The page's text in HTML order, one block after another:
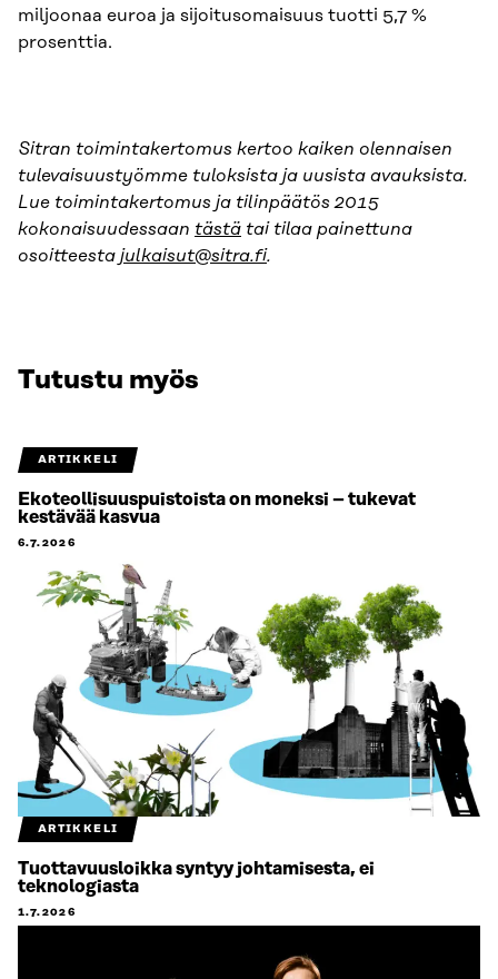
miljoonaa euroa ja sijoitusomaisuus tuotti 5,7 %
prosenttia.
Sitran toimintakertomus kertoo kaiken olennaisen
tulevaisuustyömme tuloksista ja uusista avauksista.
Lue toimintakertomus ja tilinpäätös 2015
kokonaisuudessaan tästä tai tilaa painettuna
osoitteesta julkaisut@sitra.fi.
Tutustu myös
ARTIKKELI
Ekoteollisuuspuistoista on moneksi – tukevat
kestävää kasvua
6.7.2026
ARTIKKELI
Tuottavuusloikka syntyy johtamisesta, ei
teknologiasta
1.7.2026